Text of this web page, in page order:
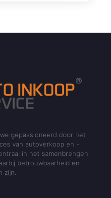
gepassioneerd door het
van autoverkoop en -
in het samenbrengen
betrouwbaarheid en
zijn.